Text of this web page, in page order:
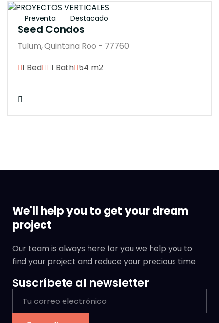
Preventa Destacado
Seed Condos
Tulum, Quintana Roo - 77760
1 Bed
1 Bath 54 m2
We'll help you to get your dream
project
Our team is always here for you we help you to
find your project and reduce your precious time
Suscríbete al newsletter